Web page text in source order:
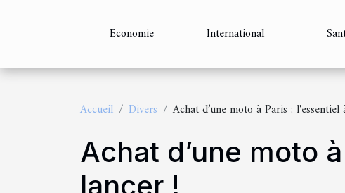
Economie International
Accueil Divers Achat d’une moto à Paris :
Achat d’une moto
lancer !